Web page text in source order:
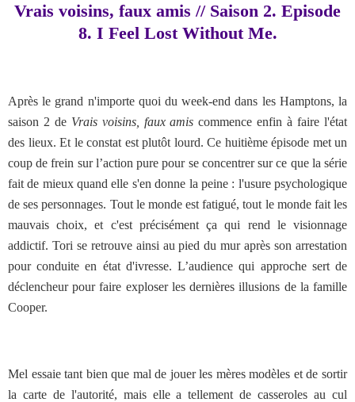
Vrais voisins, faux amis // Saison 2. Episode
8. I Feel Lost Without Me.
Après le grand n'importe quoi du week-end dans les Hamptons, la
saison 2 de Vrais voisins, faux amis commence enfin à faire l'état
des lieux. Et le constat est plutôt lourd. Ce huitième épisode met un
coup de frein sur l’action pure pour se concentrer sur ce que la série
fait de mieux quand elle s'en donne la peine : l'usure psychologique
de ses personnages. Tout le monde est fatigué, tout le monde fait les
mauvais choix, et c'est précisément ça qui rend le visionnage
addictif. Tori se retrouve ainsi au pied du mur après son arrestation
pour conduite en état d'ivresse. L’audience qui approche sert de
déclencheur pour faire exploser les dernières illusions de la famille
Cooper.
Mel essaie tant bien que mal de jouer les mères modèles et de sortir
la carte de l'autorité, mais elle a tellement de casseroles au cul